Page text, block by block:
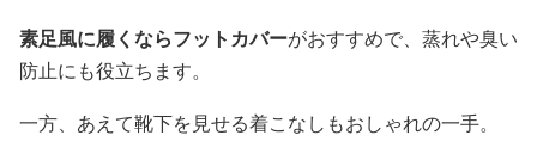
素足風に履くならフットカバーがおすすめで、蒸れや臭い
防止にも役立ちます。
一方、あえて靴下を見せる着こなしもおしゃれの一手。